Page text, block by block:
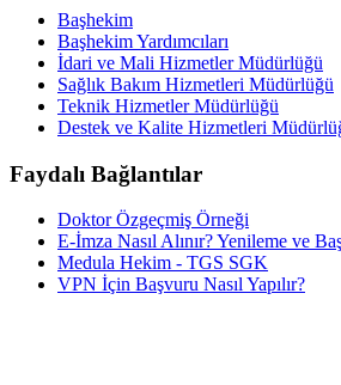
Başhekim
Başhekim Yardımcıları
İdari ve Mali Hizmetler Müdürlüğü
Sağlık Bakım Hizmetleri Müdürlüğü
Teknik Hizmetler Müdürlüğü
Destek ve Kalite Hizmetleri
Faydalı Bağlantılar
Doktor Özgeçmiş Örneği
E-İmza Nasıl Alınır? Yenileme ve
Medula Hekim - TGS SGK
VPN İçin Başvuru Nasıl Yapılır?